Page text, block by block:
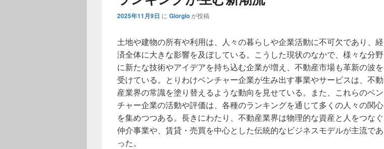
2025年11月9日 に Giorgioが投稿
土地や建物の所有や利用は、人々の暮らしや企業活動に不可欠であり、経
済全体に大きな影響を及ぼしている。 こうした現状のなかで、様々な分野
に新たな技術やアイデアを持ち込む企業が増え、不動産市場も革新の波を
受けている。とりわけベンチャー企業が生み出す事業やサービスは、不動
産業界の常識を塗り替えるような動向を見せている。また、これらのベン
チャー企業の活動や評価は、各種のランキングを通じて多くの人々の関心
を集めつつある。長きにわたり、不動産業界は物理的な資産と人をつなぐ
仲介事業や、賃貸・売買を中心とした伝統的なビジネスモデルが主流であ
った。